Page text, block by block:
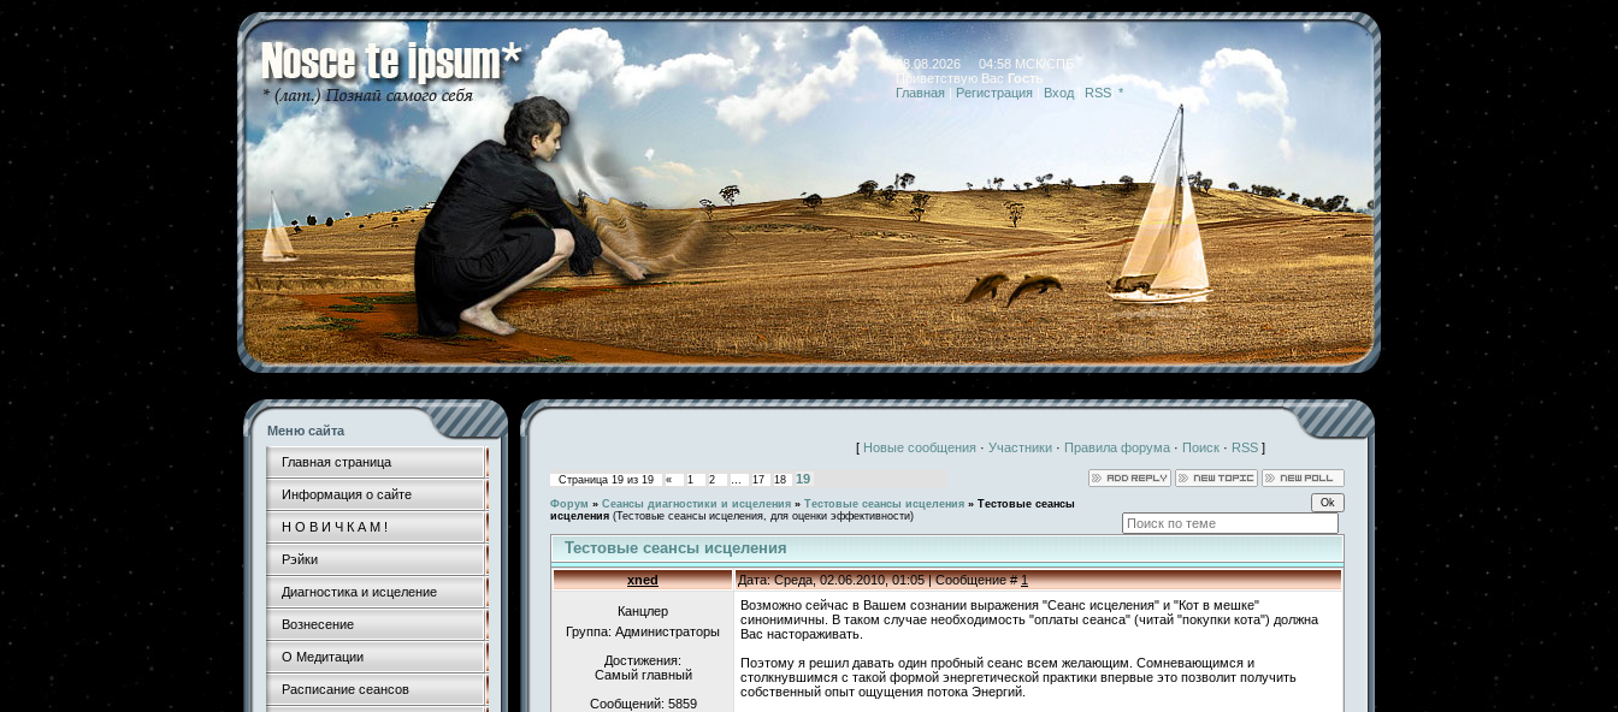
08.08.2026 04:58 МСК/СПБ
Приветствую Вас Гость
Главная | Регистрация | Вход RSS *
Меню сайта
Главная страница
Информация о сайте
Н О В И Ч К А М !
Рэйки
Диагностика и исцеление
Вознесение
О Медитации
Расписание сеансов
[ Новые сообщения · Участники · Правила форума · Поиск · RSS ]
Страница 19 из 19 « 1 2 … 17 18 19
Форум » Сеансы диагностики и исцеления » Тестовые сеансы исцеления » Тестовые сеансы
исцеления (Тестовые сеансы исцеления, для оценки эффективности)
Тестовые сеансы исцеления
xned Дата: Среда, 02.06.2010, 01:05 | Сообщение #1
Канцлер
Группа: Администраторы
Достижения:
Самый главный
Сообщений: 5859
Возможно сейчас в Вашем сознании выражения "Сеанс исцеления" и "Кот в мешке"
синонимичны. В таком случае необходимость "оплаты сеанса" (читай "покупки кота") должна
Вас настораживать.
Поэтому я решил давать один пробный сеанс всем желающим. Сомневающимся и
столкнувшимся с такой формой энергетической практики впервые это позволит получить
собственный опыт ощущения потока Энергий.